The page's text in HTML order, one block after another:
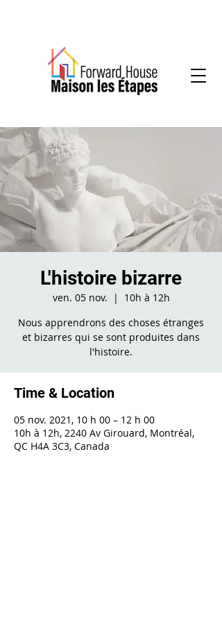
L'histoire bizarre
ven. 05 nov.
  |
10h à 12h
Nous apprendrons des choses étranges
et bizarres qui se sont produites dans
l'histoire.
Time & Location
05 nov. 2021, 10 h 00 – 12 h 00
10h à 12h, 2240 Av Girouard, Montréal,
QC H4A 3C3, Canada